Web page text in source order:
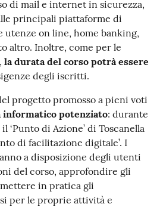
di mail e internet in sicurezza,
principali piattaforme di
utenze on line, home banking,
altro. Inoltre, come per le
la durata del corso potrà essere
degli iscritti.
progetto promosso a pieni voti
informatico potenziato: durante
‘Punto di Azione’ di Toscanella
di facilitazione digitale’. I
a disposizione degli utenti
del corso, approfondire gli
in pratica gli
per le proprie attività e